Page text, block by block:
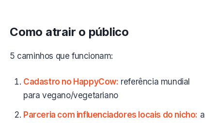
Como atrair o público
5 caminhos que funcionam:
Cadastro no HappyCow: referência mundial
para vegano/vegetariano
Parceria com influenciadores locais do nicho: a